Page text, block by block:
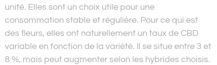
unité. Elles sont un choix utile pour une
consommation stable et régulière. Pour ce qui est
des fleurs, elles ont naturellement un taux de CBD
variable en fonction de la variété. Il se situe entre 3 et
8 %, mais peut augmenter selon les hybrides choisis.